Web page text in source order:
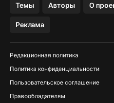
Темы Авторы О
Реклама
Редакционная политика
Политика конфиденциальности
Пользовательское соглашение
Правообладателям